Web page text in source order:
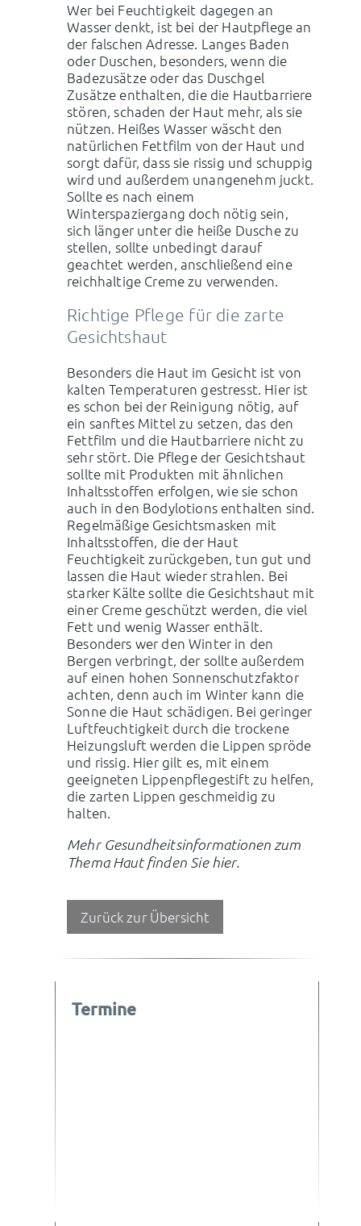
Zurück zur Übersicht
Wer bei Feuchtigkeit dagegen an
Wasser denkt, ist bei der Hautpflege an
der falschen Adresse. Langes Baden
oder Duschen, besonders, wenn die
Badezusätze oder das Duschgel
Zusätze enthalten, die die Hautbarriere
stören, schaden der Haut mehr, als sie
nützen. Heißes Wasser wäscht den
natürlichen Fettfilm von der Haut und
sorgt dafür, dass sie rissig und schuppig
wird und außerdem unangenehm juckt.
Sollte es nach einem
Winterspaziergang doch nötig sein,
sich länger unter die heiße Dusche zu
stellen, sollte unbedingt darauf
geachtet werden, anschließend eine
reichhaltige Creme zu verwenden.
Richtige Pflege für die zarte
Gesichtshaut
Besonders die Haut im Gesicht ist von
kalten Temperaturen gestresst. Hier ist
es schon bei der Reinigung nötig, auf
ein sanftes Mittel zu setzen, das den
Fettfilm und die Hautbarriere nicht zu
sehr stört. Die Pflege der Gesichtshaut
sollte mit Produkten mit ähnlichen
Inhaltsstoffen erfolgen, wie sie schon
auch in den Bodylotions enthalten sind.
Regelmäßige Gesichtsmasken mit
Inhaltsstoffen, die der Haut
Feuchtigkeit zurückgeben, tun gut und
lassen die Haut wieder strahlen. Bei
starker Kälte sollte die Gesichtshaut mit
einer Creme geschützt werden, die viel
Fett und wenig Wasser enthält.
Besonders wer den Winter in den
Bergen verbringt, der sollte außerdem
auf einen hohen Sonnenschutzfaktor
achten, denn auch im Winter kann die
Sonne die Haut schädigen. Bei geringer
Luftfeuchtigkeit durch die trockene
Heizungsluft werden die Lippen spröde
und rissig. Hier gilt es, mit einem
geeigneten Lippenpflegestift zu helfen,
die zarten Lippen geschmeidig zu
halten.
Mehr Gesundheitsinformationen zum
Thema Haut finden Sie hier.
Termine